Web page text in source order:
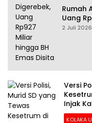
Rumah
Uang
Disita
2 Juli 2026
Versi
Injak
KOLAKA